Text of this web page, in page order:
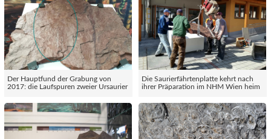
Der Hauptfund der Grabung von
2017: die Laufspuren zweier Ursaurier
Die Saurierfährtenplatte kehrt nach
ihrer Präparation im NHM Wien heim